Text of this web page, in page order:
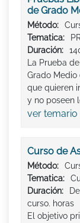
de Grado
Método:
Tematica:
Duración:
La Prueba
Grado
que quieren
y no poseen
ver temario
Curso de
Método:
Tematica:
Duración:
curso. horas
El objetivo